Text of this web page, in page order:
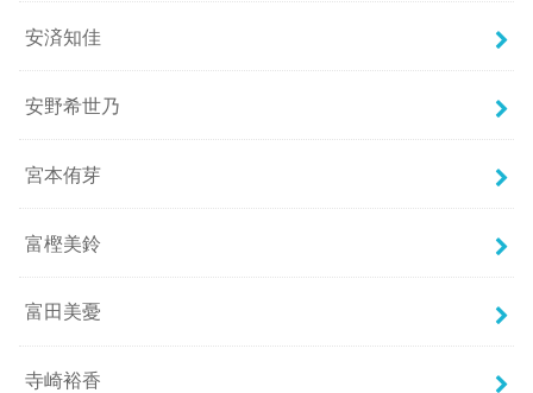
安済知佳
安野希世乃
宮本侑芽
富樫美鈴
富田美憂
寺崎裕香